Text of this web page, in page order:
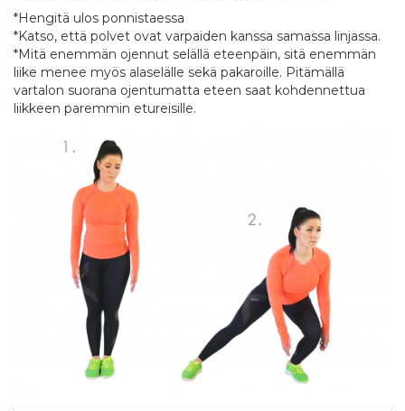
*Hengitä ulos ponnistaessa
*Katso, että polvet ovat varpaiden kanssa samassa linjassa.
*Mitä enemmän ojennut selällä eteenpäin, sitä enemmän
liike menee myös alaselälle sekä pakaroille. Pitämällä
vartalon suorana ojentumatta eteen saat kohdennettua
liikkeen paremmin etureisille.